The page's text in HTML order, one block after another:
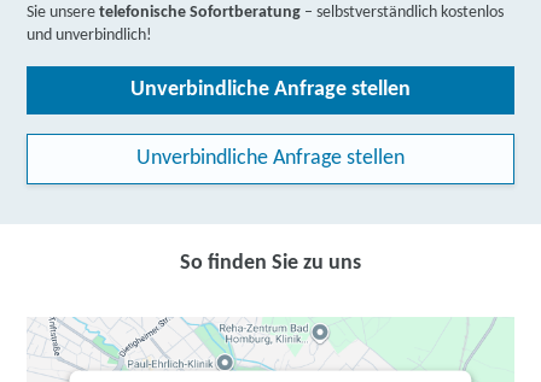
Sie unseretelefonische Sofortberatung – selbstverständlich kostenlos
und unverbindlich!
Unverbindliche Anfrage stellen
Unverbindliche Anfrage stellen
So finden Sie zu uns